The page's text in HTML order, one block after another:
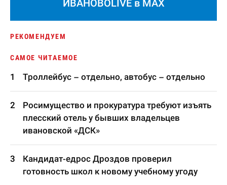
ИВАНОВОLIVE в MAX
РЕКОМЕНДУЕМ
САМОЕ ЧИТАЕМОЕ
Троллейбус – отдельно, автобус – отдельно
Росимущество и прокуратура требуют изъять
плесский отель у бывших владельцев
ивановской «ДСК»
Кандидат-едрос Дроздов проверил
готовность школ к новому учебному угоду